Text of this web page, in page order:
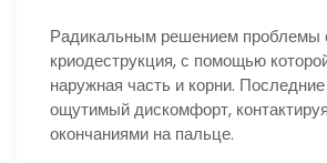
Радикальным решением проблемы
криодеструкция, с помощью
наружная часть и корни.
ощутимый дискомфорт,
окончаниями на пальце.